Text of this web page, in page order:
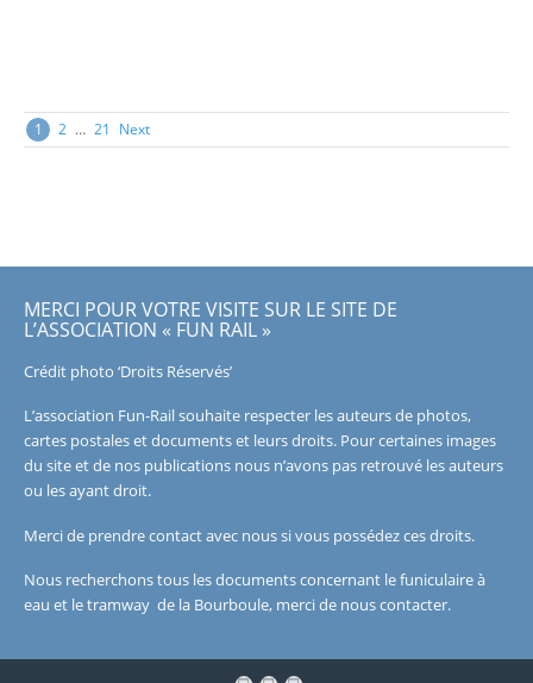
Posts
1 2 … 21 Next
MERCI POUR VOTRE VISITE SUR LE SITE DE
L’ASSOCIATION « FUN RAIL »
Crédit photo ‘Droits Réservés’
L’association Fun-Rail souhaite respecter les auteurs de photos,
cartes postales et documents et leurs droits. Pour certaines images
du site et de nos publications nous n’avons pas retrouvé les auteurs
ou les ayant droit.
Merci de prendre contact avec nous si vous possédez ces droits.
Nous recherchons tous les documents concernant le funiculaire à
eau et le tramway de la Bourboule, merci de nous contacter.